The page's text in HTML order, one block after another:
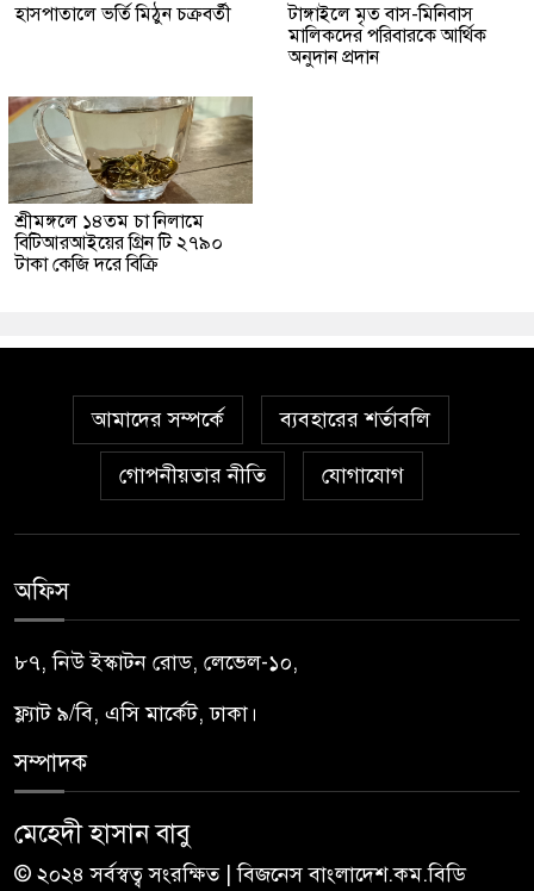
হাসপাতালে ভর্তি মিঠুন চক্রবর্তী
টাঙ্গাইলে মৃত বাস-মিনিবাস
মালিকদের পরিবারকে আর্থিক
অনুদান প্রদান
শ্রীমঙ্গলে ১৪তম চা নিলামে
বিটিআরআইয়ের গ্রিন টি ২৭৯০
টাকা কেজি দরে বিক্রি
আমাদের সম্পর্কে ব্যবহারের শর্তাবলি
গোপনীয়তার নীতি যোগাযোগ
অফিস
৮৭, নিউ ইস্কাটন রোড, লেভেল-১০,
ফ্ল্যাট ৯/বি, এসি মার্কেট, ঢাকা।
সম্পাদক
মেহেদী হাসান বাবু
© ২০২৪ সর্বস্বত্ব সংরক্ষিত | বিজনেস বাংলাদেশ.কম.বিডি